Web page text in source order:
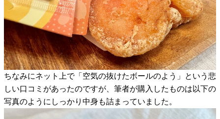
ちなみにネット上で「空気の抜けたボールのよう」という悲
しい口コミがあったのですが、筆者が購入したものは以下の
写真のようにしっかり中身も詰まっていました。